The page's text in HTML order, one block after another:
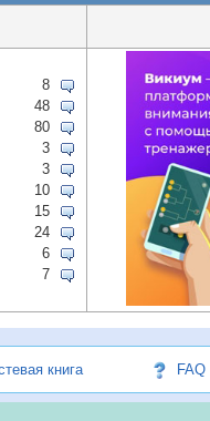
8
48
80
3
3
10
15
24
6
7
книга FAQ